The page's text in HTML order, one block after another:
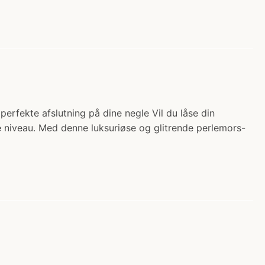
afslutning på dine negle Vil du låse din
Med denne luksuriøse og glitrende perlemors-